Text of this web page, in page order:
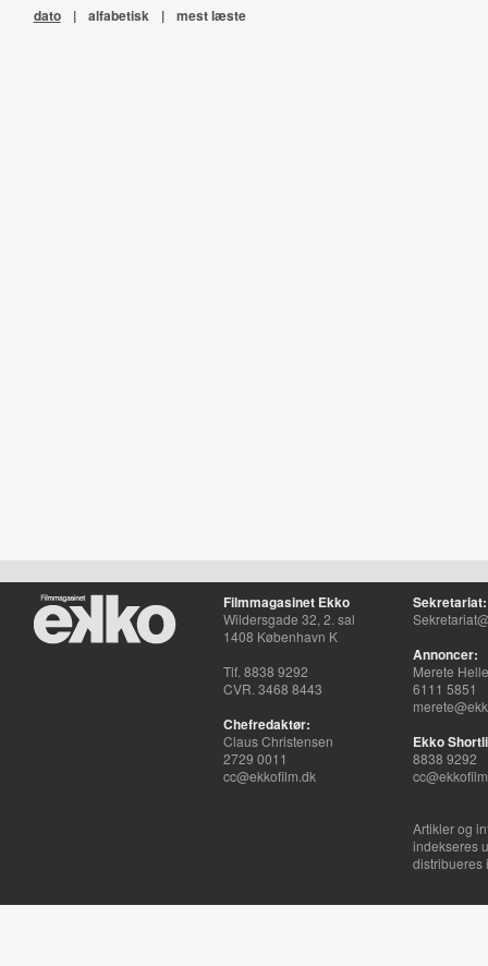
dato | alfabetisk | mest læste
Filmmagasinet Ekko
Wildersgade 32, 2. sal
1408 København K
Tlf. 8838 9292
CVR. 3468 8443
Chefredaktør:
Claus Christensen
2729 0011
cc@ekkofilm.dk
Sekretariat:
Annoncer:
Merete
6111 5851
Ekko
8838 9292
Artikler og
indekseres
distribueres